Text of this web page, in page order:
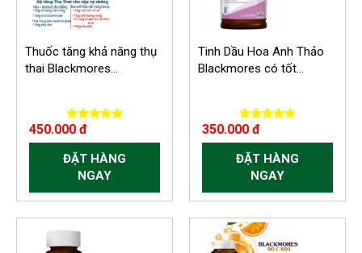
Thuốc tăng khả năng thụ
thai Blackmores...
450.000 đ
ĐẶT HÀNG
NGAY
Tinh Dầu Hoa Anh Thảo
Blackmores có tốt...
350.000 đ
ĐẶT HÀNG
NGAY